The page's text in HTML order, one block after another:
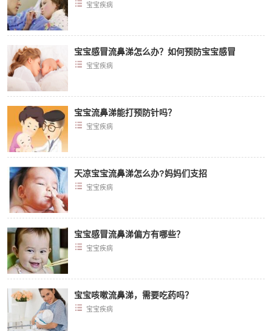
宝宝疾病
宝宝感冒流鼻涕怎么办？如何预防宝宝感冒
宝宝疾病
宝宝流鼻涕能打预防针吗？
宝宝疾病
天凉宝宝流鼻涕怎么办?妈妈们支招
宝宝疾病
宝宝感冒流鼻涕偏方有哪些？
宝宝疾病
宝宝咳嗽流鼻涕，需要吃药吗？
宝宝疾病